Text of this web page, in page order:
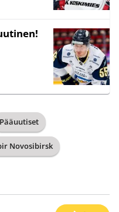
Pääuutiset
Novosibirsk